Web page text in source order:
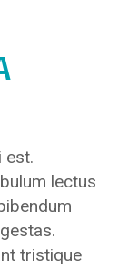
est.
lectus
tristique